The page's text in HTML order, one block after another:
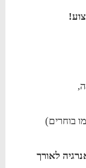
בוחרים)
לאורך